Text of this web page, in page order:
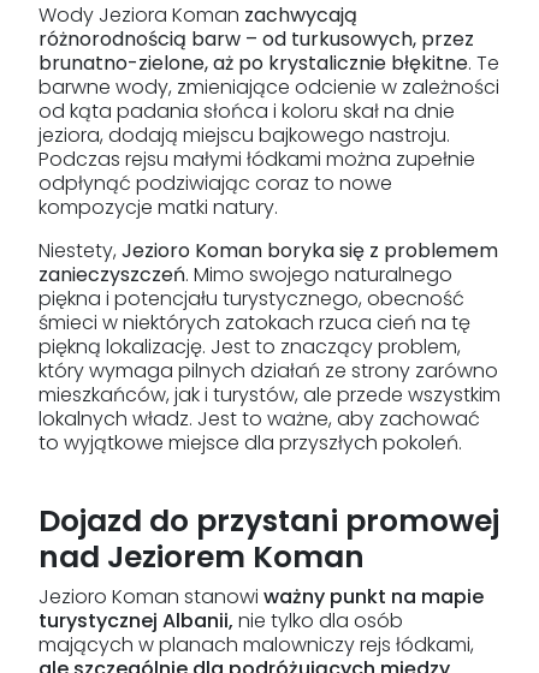
Wody Jeziora Koman zachwycają
różnorodnością barw – od turkusowych, przez
brunatno-zielone, aż po krystalicznie błękitne. Te
barwne wody, zmieniające odcienie w zależności
od kąta padania słońca i koloru skał na dnie
jeziora, dodają miejscu bajkowego nastroju.
Podczas rejsu małymi łódkami można zupełnie
odpłynąć podziwiając coraz to nowe
kompozycje matki natury.
Niestety, Jezioro Koman boryka się z problemem
zanieczyszczeń. Mimo swojego naturalnego
piękna i potencjału turystycznego, obecność
śmieci w niektórych zatokach rzuca cień na tę
piękną lokalizację. Jest to znaczący problem,
który wymaga pilnych działań ze strony zarówno
mieszkańców, jak i turystów, ale przede wszystkim
lokalnych władz. Jest to ważne, aby zachować
to wyjątkowe miejsce dla przyszłych pokoleń.
Dojazd do przystani promowej
nad Jeziorem Koman
Jezioro Koman stanowi ważny punkt na mapie
turystycznej Albanii, nie tylko dla osób
mających w planach malowniczy rejs łódkami,